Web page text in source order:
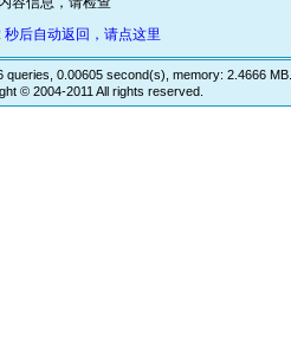
秒后自动返回，请点这里
0.00605 second(s), memory: 2.4666 MB.
© 2004-2011 All rights reserved.